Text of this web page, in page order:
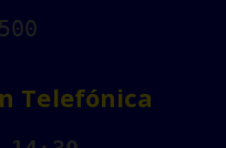
Telefónica